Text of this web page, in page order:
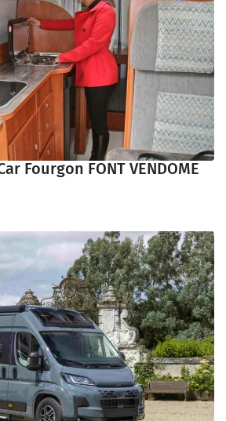
Fourgon FONT VENDOME